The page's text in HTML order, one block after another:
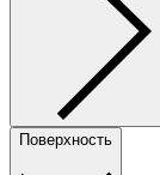
Поверхность